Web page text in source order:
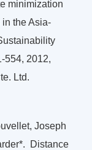
minimization
the Asia-
554, 2012,
Ltd.
Joseph
Distance